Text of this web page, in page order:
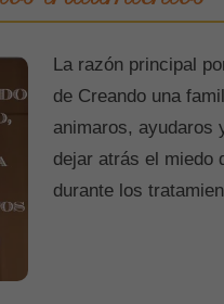
La razón principal
de Creando una
animaros, ayudaros
dejar atrás el miedo
durante los